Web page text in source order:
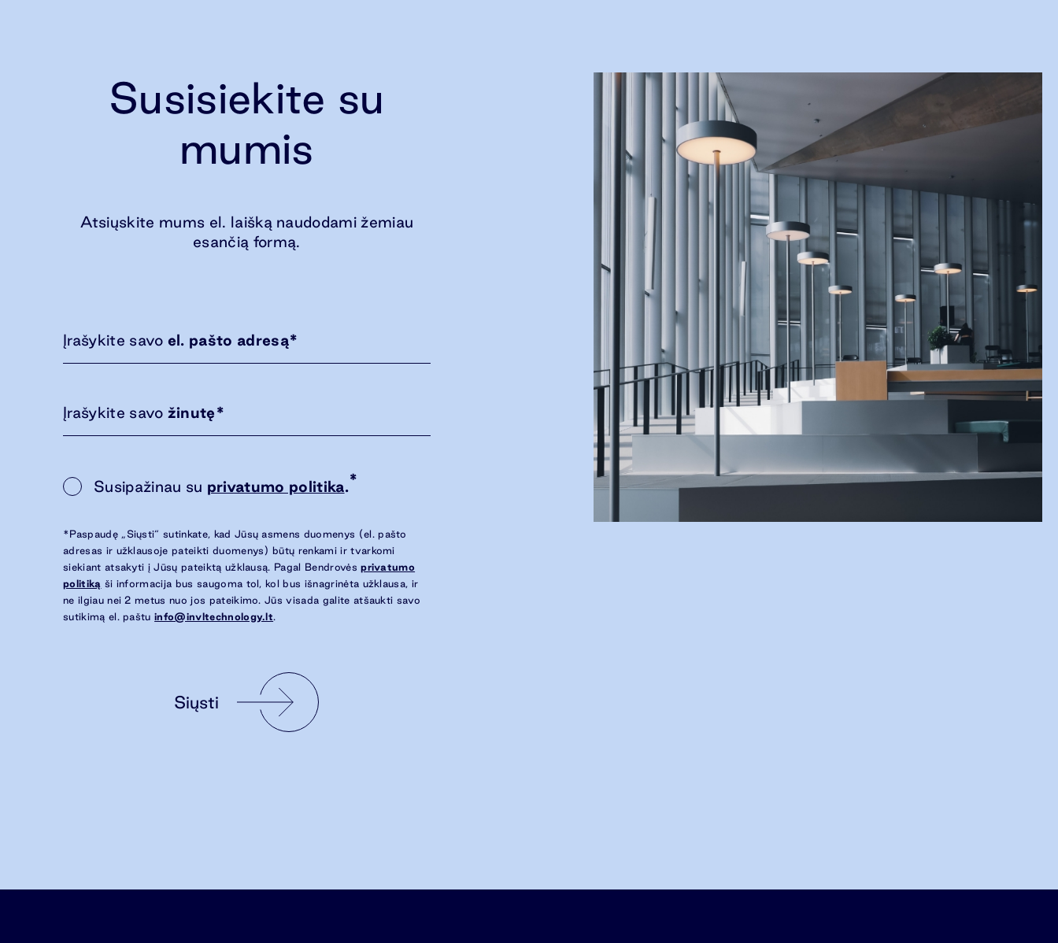
Susisiekite su
mumis
Atsiųskite mums el. laišką naudodami žemiau
esančią formą.
Įrašykite savo el. pašto adresą*
Įrašykite savo žinutę*
Susipažinau su privatumo politika.*
*Paspaudę „Siųsti“ sutinkate, kad Jūsų asmens duomenys (el. pašto
adresas ir užklausoje pateikti duomenys) būtų renkami ir tvarkomi
siekiant atsakyti į Jūsų pateiktą užklausą. Pagal Bendrovėsprivatumo
politiką ši informacija bus saugoma tol, kol bus išnagrinėta užklausa, ir
ne ilgiau nei 2 metus nuo jos pateikimo. Jūs visada galite atšaukti savo
sutikimą el. paštuinfo@invltechnology.lt.
Siųsti